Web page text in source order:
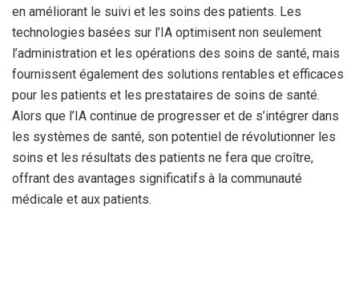
en améliorant le suivi et les soins des patients. Les
technologies basées sur l’IA optimisent non seulement
l’administration et les opérations des soins de santé, mais
fournissent également des solutions rentables et efficaces
pour les patients et les prestataires de soins de santé.
Alors que l’IA continue de progresser et de s’intégrer dans
les systèmes de santé, son potentiel de révolutionner les
soins et les résultats des patients ne fera que croître,
offrant des avantages significatifs à la communauté
médicale et aux patients.